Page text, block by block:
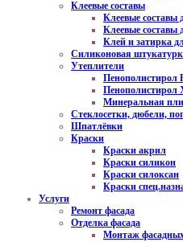
Клеевые составы
Клеевые составы
Клеевые составы
Клей и затирка
Силиконовая
Утеплители
Пенополистирол
Пенополистирол
Минеральная
Стеклосетки, дюбели,
Шпатлёвки
Краски
Краски акрил
Краски силикон
Краски силоксан
Краски
Услуги
Ремонт фасада
Отделка фасада
Монтаж